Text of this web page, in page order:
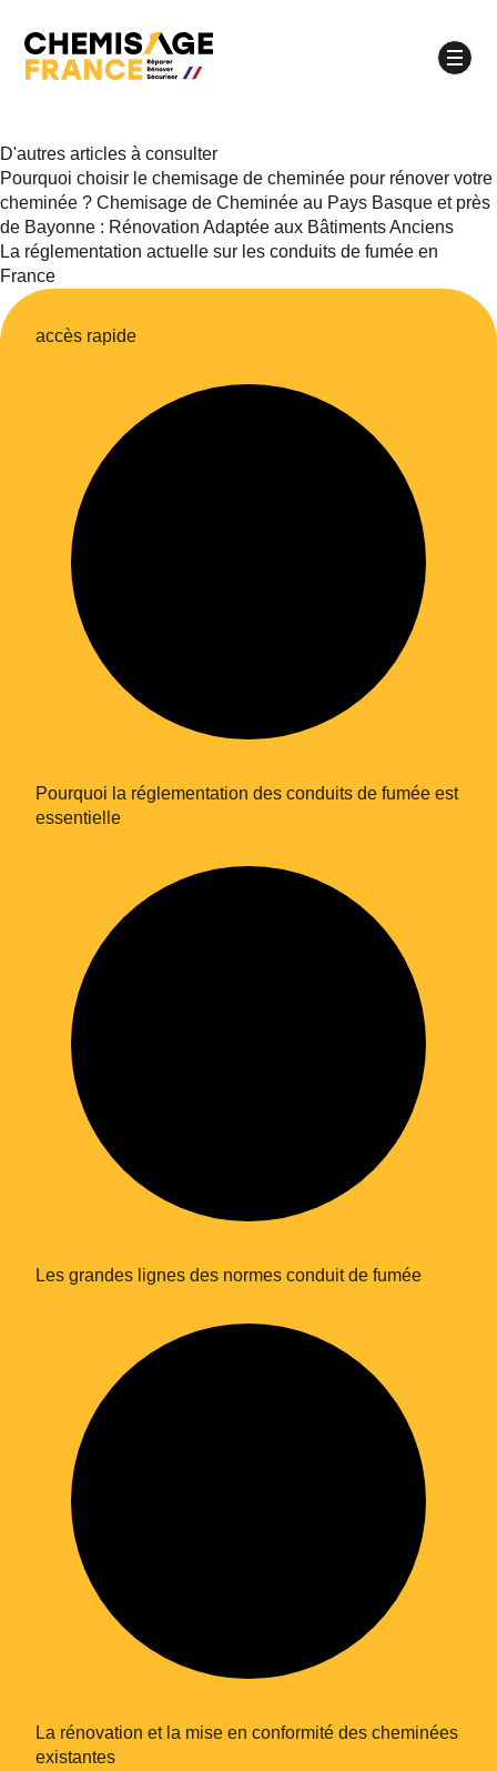
À quel moment souhaitez-vous être appelé ?
Matinée Après-midi
En soumettant ce formulaire, j'accepte la
politique de confidentialité.
D'autres articles à consulter
Pourquoi choisir le chemisage de cheminée pour rénover votre
cheminée ? Chemisage de Cheminée au Pays Basque et près
de Bayonne : Rénovation Adaptée aux Bâtiments Anciens
La réglementation actuelle sur les conduits de fumée en
France
accès rapide
Pourquoi la réglementation des conduits de fumée est
essentielle
Les grandes lignes des normes conduit de fumée
La rénovation et la mise en conformité des cheminées
existantes